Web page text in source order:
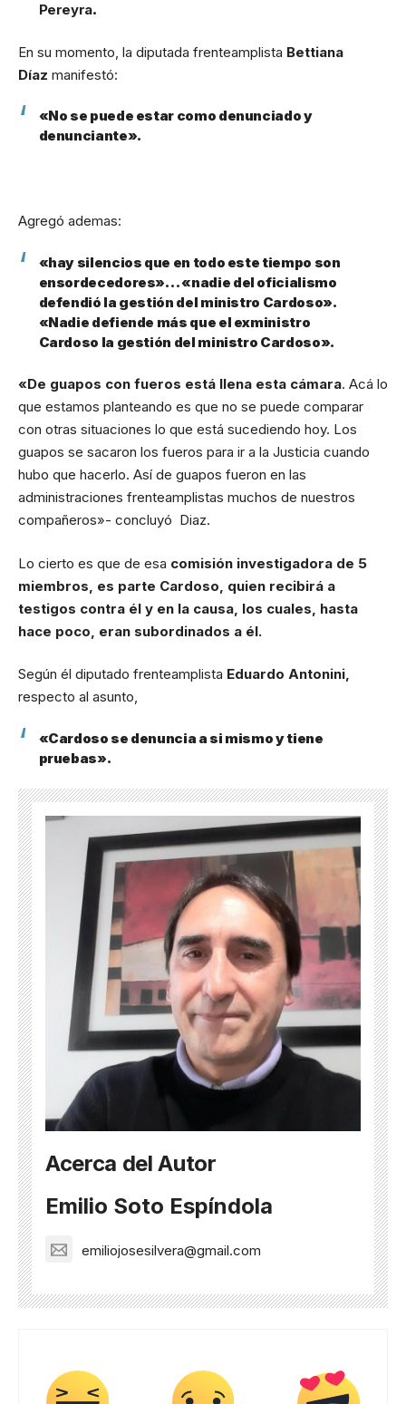
Pereyra.
En su momento, la diputada frenteamplista Bettiana
Díaz manifestó:
«No se puede estar como denunciado y
denunciante».
Agregó ademas:
«hay silencios que en todo este tiempo son
ensordecedores»… «nadie del oficialismo
defendió la gestión del ministro Cardoso».
«Nadie defiende más que el exministro
Cardoso la gestión del ministro Cardoso».
«De guapos con fueros está llena esta cámara. Acá lo
que estamos planteando es que no se puede comparar
con otras situaciones lo que está sucediendo hoy. Los
guapos se sacaron los fueros para ir a la Justicia cuando
hubo que hacerlo. Así de guapos fueron en las
administraciones frenteamplistas muchos de nuestros
compañeros»- concluyó Diaz.
Lo cierto es que de esa comisión investigadora de 5
miembros, es parte Cardoso, quien recibirá a
testigos contra él y en la causa, los cuales, hasta
hace poco, eran subordinados a él.
Según él diputado frenteamplista Eduardo Antonini,
respecto al asunto,
«Cardoso se denuncia a si mismo y tiene
pruebas».
Acerca del Autor
Emilio Soto Espíndola
emiliojosesilvera@gmail.com